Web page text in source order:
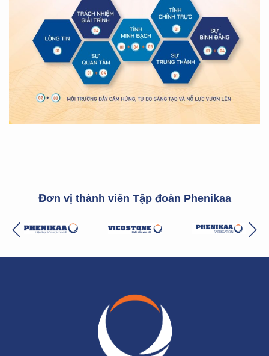
Đơn vị thành viên Tập đoàn Phenikaa